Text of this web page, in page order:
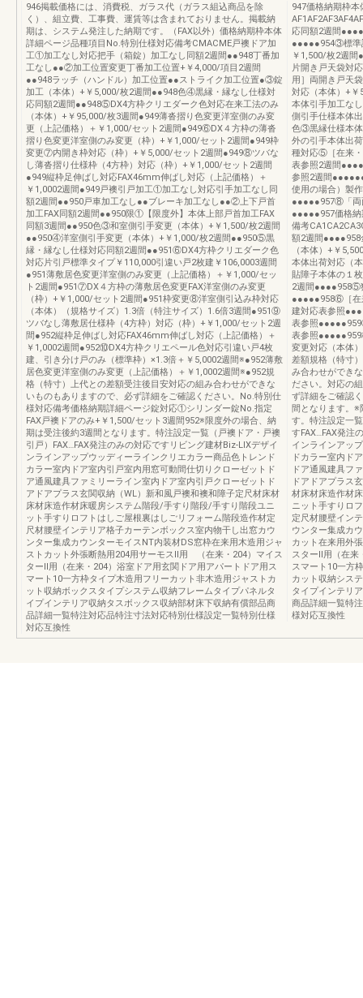
946掲載価格には、消費税、ガラス代（ガラス組込商品を除
く）、組立費、工事費、運賃等は含まれておりません。掲載納
期は、システム発注した納期です。（FAX以外）価格納期枠本体
詳細ページ品種項目No.特別仕様対応備考CMACME戸襖ドア加
工①加工なし対応把手（箱錠）加工なし同額2週間●●948丁番加
工なし●●②加工位置変更丁番加工位置+￥4,000/項目2週間
●●948ラッチ（ハンドル）加工位置●●ストライク加工位置●③錠
加工（本体）+￥5,000/枚2週間●●948色④黒縁・縁なし仕様対
応同額2週間●●948⑤DX4方枠クリエダーク色対応在来工法のみ
（本体）+￥95,000/枚3週間●949薄沓摺り色変更洋室側のみ変
更（上記価格）＋￥1,000/セット2週間●949⑥DX４方枠の薄沓
摺り色変更洋室側のみ変更（枠）+￥1,000/セット2週間●949枠
変更⑦内開き枠対応（枠）+￥5,000/セット2週間●949⑧ツバな
し薄沓摺り仕様枠（4方枠）対応（枠）+￥1,000/セット2週間
●949縦枠足伸ばし対応FAX46mm伸ばし対応（上記価格）＋
￥1,0002週間●949戸襖引戸加工①加工なし対応引手加工なし同
額2週間●●950戸車加工なし●●ブレーキ加工なし●●②上下戸首
加工FAX同額2週間●●950限①【限度外】本体上部戸首加工FAX
同額3週間●●950色③和室側引手変更（本体）+￥1,500/枚2週間
●●950④洋室側引手変更（本体）+￥1,000/枚2週間●●950⑤黒
縁・縁なし仕様対応同額2週間●●951⑥DX4方枠クリエダーク色
対応片引戸標準タイプ￥110,000引違い戸2枚建￥106,0003週間
●951薄敷居色変更洋室側のみ変更（上記価格）＋￥1,000/セッ
ト2週間●951⑦DX４方枠の薄敷居色変更FAX洋室側のみ変更
（枠）+￥1,000/セット2週間●951枠変更⑧洋室側引込み枠対応
（本体）（規格サイズ）1.3倍（特注サイズ）1.6倍3週間●951⑨
ツバなし薄敷居仕様枠（4方枠）対応（枠）+￥1,000/セット2週
間●952縦枠足伸ばし対応FAX46mm伸ばし対応（上記価格）＋
￥1,0002週間●952⑩DX4方枠クリエペール色対応引違い戸4枚
建、引き分け戸のみ（標準枠）×1.3倍＋￥5,0002週間※●952薄敷
居色変更洋室側のみ変更（上記価格）＋￥1,0002週間※●952規
格（特寸）上代との差額受注後目安対応の組み合わせができな
いものもありますので、必ず詳細をご確認ください。No.特別仕
様対応備考価格納期詳細ページ錠対応①シリンダー錠No.指定
FAX戸襖ドアのみ+￥1,500/セット3週間952※限度外の場合、納
期は受注後約3週間となります。特注設定一覧（戸襖ドア・戸襖
引戸）FAX…FAX発注のみの対応ですリビング建材Biz-LIXデザイ
ンラインアップウッディーラインクリエカラー商品色トレンド
カラー室内ドア室内引戸室内用窓可動間仕切りクローゼットド
ア通風建具ファミリーライン室内ドア室内引戸クローゼットド
アドアプラス玄関収納（WL）新和風戸襖和襖和障子定尺材床材
床材床造作材床暖房システム階段/手すり階段/手すり階段ユニ
ット手すりロフトはしご屋根裏はしごリフォーム階段造作材定
尺材腰壁インテリア格子カーテンボックス室内物干し出窓カウ
ンター集成カウンターモイスNT内装材DS窓枠在来用木造用ジャ
ストカット外張断熱用204用サーモスⅡ用 （在来・204）マイス
ターⅡ用（在来・204）浴室ドア用玄関ドア用アパートドア用ス
マート10一方枠タイプ木造用フリーカット非木造用ジャストカ
ット収納ボックスタイプシステム収納フレームタイプパネルタ
イプインテリア収納タスボックス収納部材床下収納有償部品商
品詳細一覧特注対応品特注寸法対応特別仕様設定一覧特別仕様
対応互換性
947価格納期枠
応同額2週間
●●●●●954③標準
￥1,500/枚2週
片開き戸天袋対
用］両開き戸天
対応（本体）+
本体引手加工な
側引手仕様本体
色③黒縁仕様本
外の引手本体出
種対応⑤［在来
表参照2週間
参照2週間
使用の場合）製
●●●●●957⑧「両
●●●●●957価格納
備考
額2週間●●●●958
（本体）+￥
本体出荷対応（
貼障子本体の１
2週間●●●●958⑤
●●●●●958⑥［在
建対応表参照
表参照
表参照
変更対応（本体
差額規格（特寸
み合わせができ
ださい。対応の
ず詳細をご確認
間となります。※
す。特注設定一
すFAX…FAX発注
インラインアッ
ドカラー室内ド
ドア通風建具フ
ドアドアプラス
材床材床造作材
ニット手すりロ
定尺材腰壁イン
ウンター集成カ
カット在来用外
スターⅡ用（在来
スマート10一方
カット収納シス
タイプインテリ
商品詳細一覧特
様対応互換性